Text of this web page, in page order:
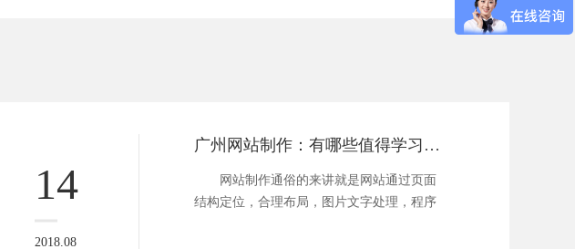
14
2018.08
广州网站制作：有哪些值得学习的制作技巧？
网站制作通俗的来讲就是网站通过页面
结构定位，合理布局，图片文字处理，程序